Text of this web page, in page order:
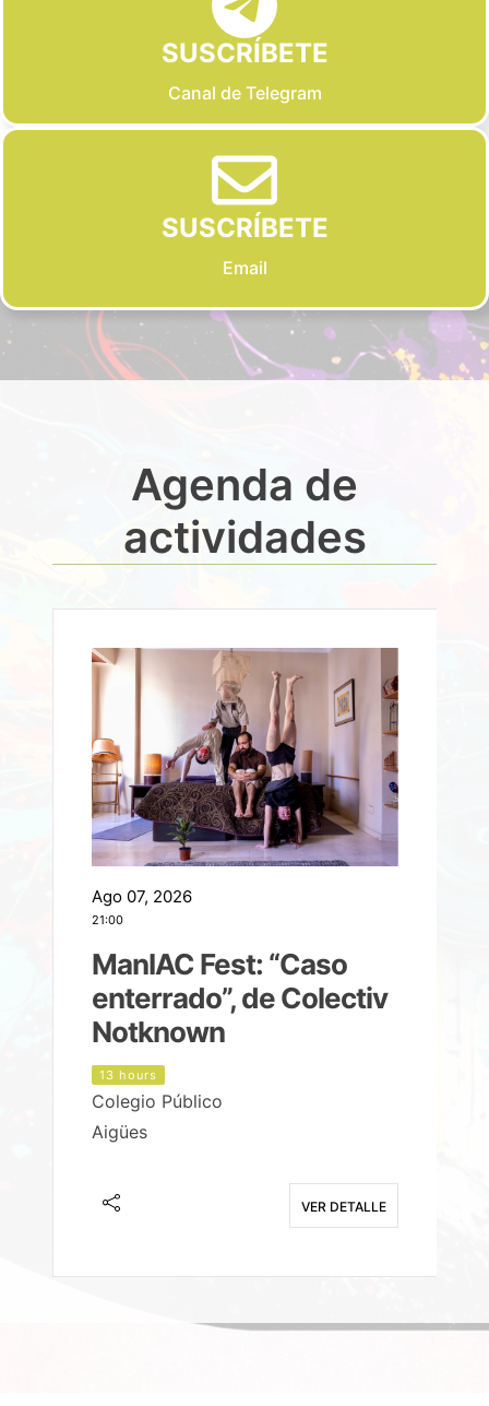
SUSCRÍBETE
Canal de Telegram
SUSCRÍBETE
Email
Agenda de
actividades
Ago 07, 2026
21:00
ManIAC Fest: “Caso
enterrado”, de Colectiv
Notknown
13 hours
Colegio Público
Aigües
VER DETALLE